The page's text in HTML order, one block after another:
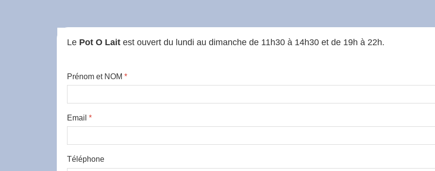
Le Pot O Lait est ouvert du lundi au dimanche de 11h30 à 14h30 et de 19h à 22h.
Prénom et NOM *
Email *
Téléphone